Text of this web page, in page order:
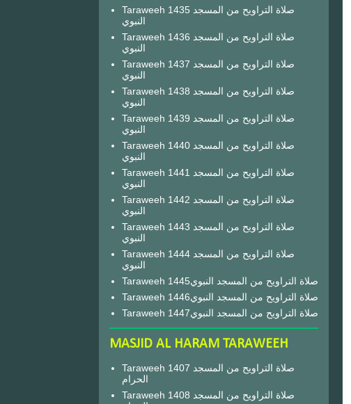
Taraweeh 1435 صلاة التراويح من المسجد
النبوي
Taraweeh 1436 صلاة التراويح من المسجد
النبوي
Taraweeh 1437 صلاة التراويح من المسجد
النبوي
Taraweeh 1438 صلاة التراويح من المسجد
النبوي
Taraweeh 1439 صلاة التراويح من المسجد
النبوي
Taraweeh 1440 صلاة التراويح من المسجد
النبوي
Taraweeh 1441 صلاة التراويح من المسجد
النبوي
Taraweeh 1442 صلاة التراويح من المسجد
النبوي
Taraweeh 1443 صلاة التراويح من المسجد
النبوي
Taraweeh 1444 صلاة التراويح من المسجد
النبوي
Taraweeh 1445صلاة التراويح من المسجد النبوي
Taraweeh 1446صلاة التراويح من المسجد النبوي
Taraweeh 1447صلاة التراويح من المسجد النبوي
MASJID AL HARAM TARAWEEH
Taraweeh 1407 صلاة التراويح من المسجد
الحرام
Taraweeh 1408 صلاة التراويح من المسجد